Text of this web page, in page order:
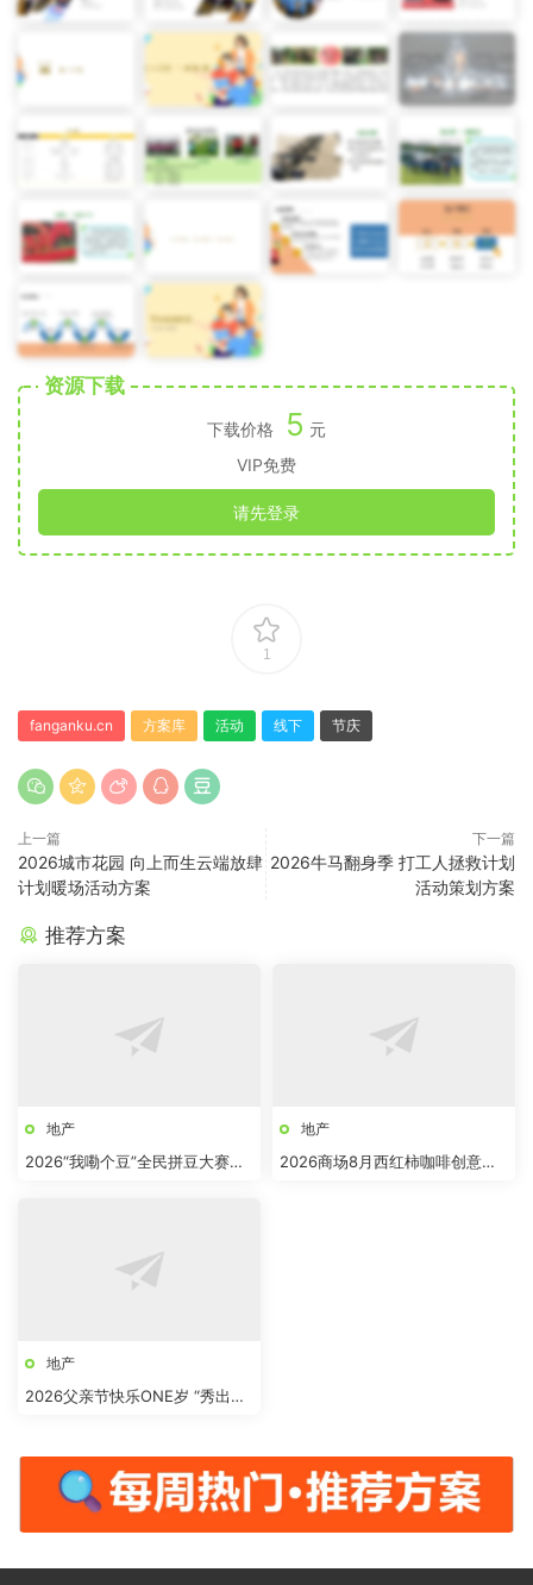
资源下载
下载价格 5 元
VIP免费
请先登录
1
fanganku.cn 方案库 活动 线下 节庆
上一篇
2026城市花园 向上而生云端放肆
计划暖场活动方案
下一篇
2026牛马翻身季 打工人拯救计划
活动策划方案
推荐方案
地产
2026“我嘞个豆”全民拼豆大赛主
地产
2026商场8月西红柿咖啡创意市
地产
2026父亲节快乐ONE岁 “秀出爸